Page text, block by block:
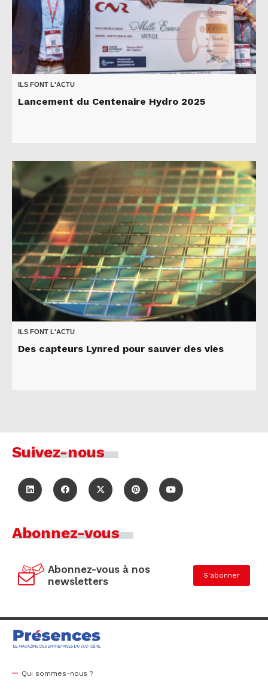
ILS FONT L'ACTU
Lancement du Centenaire Hydro 2025
ILS FONT L'ACTU
Des capteurs Lynred pour sauver des vies
Suivez-nous
Abonnez-vous
Abonnez-vous à nos
newsletters
S'abonner
Qui sommes-nous ?